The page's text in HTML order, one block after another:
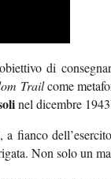
di
Trailcome
nel dicembre
fianco
Non solo un